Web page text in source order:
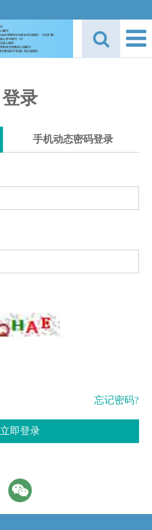
登录
手机动态密码登录
忘记密码?
立即登录